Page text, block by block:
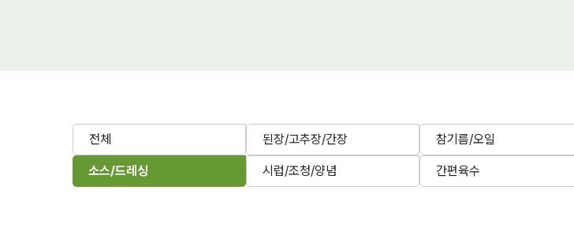
전체 된장/고추장/간장 참기름/오일
소스/드레싱 시럽/조청/양념 간편육수